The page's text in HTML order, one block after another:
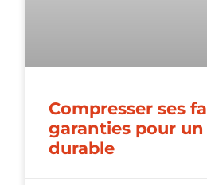
Compresser ses
garanties pour
durable